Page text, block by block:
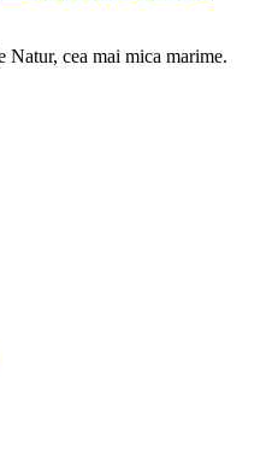
Natur, cea mai mica marime.